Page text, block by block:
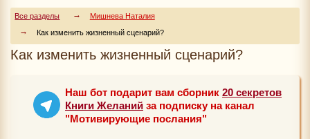
Все разделы
Мишнева Наталия
Как изменить жизненный сценарий?
Как изменить жизненный сценарий?
Наш бот подарит вам сборник 20 секретов
Книги Желаний за подписку на канал
"Мотивирующие послания"